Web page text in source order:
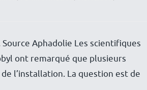
Aphadolie Les scientifiques
ont remarqué que plusieurs
l’installation. La question est de